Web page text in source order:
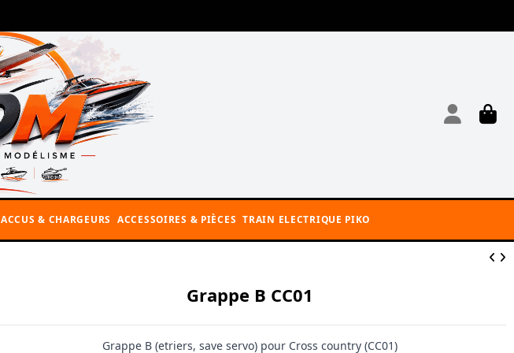
ACCUS & CHARGEURS ACCESSOIRES & PIÈCES TRAIN ELECTRIQUE PIKO
Grappe B CC01
Grappe B (etriers, save servo) pour Cross country (CC01)